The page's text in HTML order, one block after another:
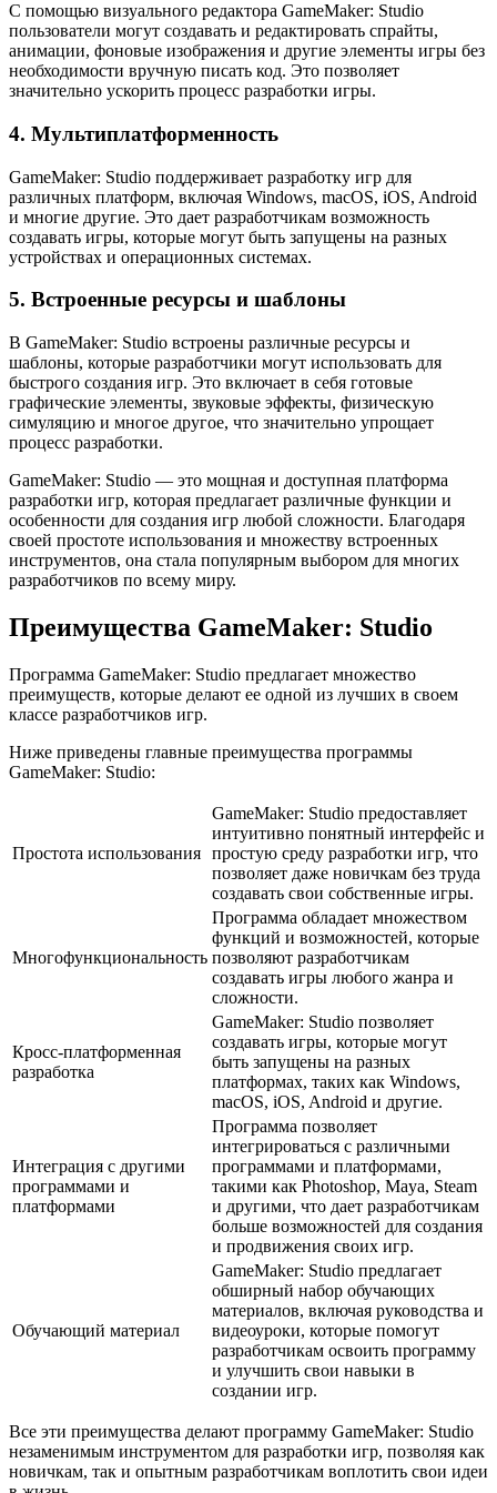
С помощью визуального редактора GameMaker: Studio
пользователи могут создавать и редактировать спрайты,
анимации, фоновые изображения и другие элементы игры без
необходимости вручную писать код. Это позволяет
значительно ускорить процесс разработки игры.
4. Мультиплатформенность
GameMaker: Studio поддерживает разработку игр для
различных платформ, включая Windows, macOS, iOS, Android
и многие другие. Это дает разработчикам возможность
создавать игры, которые могут быть запущены на разных
устройствах и операционных системах.
5. Встроенные ресурсы и шаблоны
В GameMaker: Studio встроены различные ресурсы и
шаблоны, которые разработчики могут использовать для
быстрого создания игр. Это включает в себя готовые
графические элементы, звуковые эффекты, физическую
симуляцию и многое другое, что значительно упрощает
процесс разработки.
GameMaker: Studio — это мощная и доступная платформа
разработки игр, которая предлагает различные функции и
особенности для создания игр любой сложности. Благодаря
своей простоте использования и множеству встроенных
инструментов, она стала популярным выбором для многих
разработчиков по всему миру.
Преимущества GameMaker: Studio
Программа GameMaker: Studio предлагает множество
преимуществ, которые делают ее одной из лучших в своем
классе разработчиков игр.
Ниже приведены главные преимущества программы
GameMaker: Studio:
Простота использования
GameMaker: Studio предоставляет
интуитивно понятный интерфейс и
простую среду разработки игр, что
позволяет даже новичкам без труда
создавать свои собственные игры.
Многофункциональность
Программа обладает множеством
функций и возможностей, которые
позволяют разработчикам
создавать игры любого жанра и
сложности.
Кросс-платформенная
разработка
GameMaker: Studio позволяет
создавать игры, которые могут
быть запущены на разных
платформах, таких как Windows,
macOS, iOS, Android и другие.
Интеграция с другими
программами и
платформами
Программа позволяет
интегрироваться с различными
программами и платформами,
такими как Photoshop, Maya, Steam
и другими, что дает разработчикам
больше возможностей для создания
и продвижения своих игр.
Обучающий материал
GameMaker: Studio предлагает
обширный набор обучающих
материалов, включая руководства и
видеоуроки, которые помогут
разработчикам освоить программу
и улучшить свои навыки в
создании игр.
Все эти преимущества делают программу GameMaker: Studio
незаменимым инструментом для разработки игр, позволяя как
новичкам, так и опытным разработчикам воплотить свои идеи